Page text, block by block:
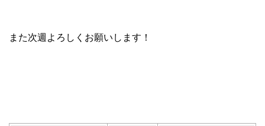
また次週よろしくお願いします！